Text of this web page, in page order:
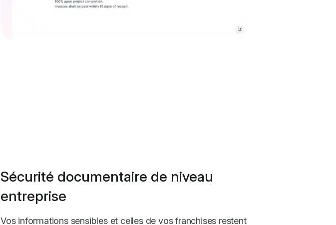
Sécurité documentaire de niveau
entreprise
Vos informations sensibles et celles de vos franchises restent